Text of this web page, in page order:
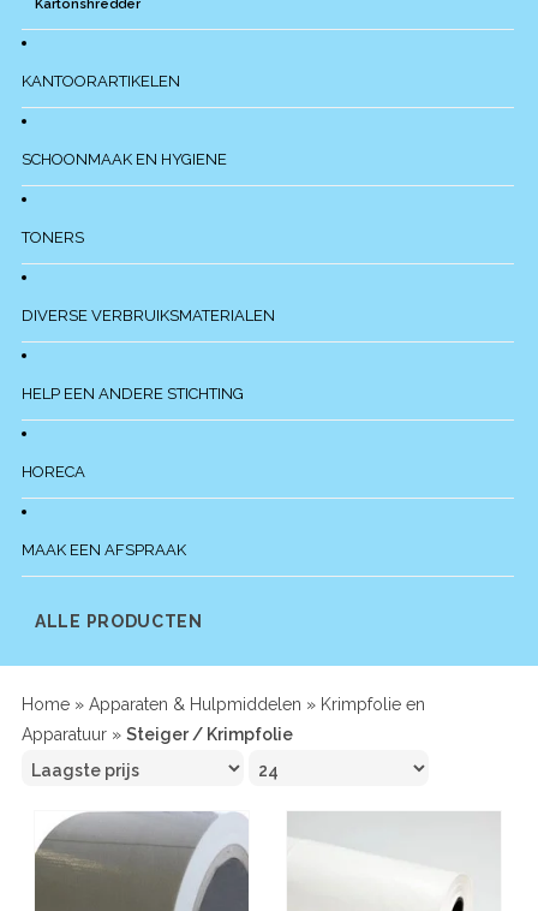
Kartonshredder
KANTOORARTIKELEN
SCHOONMAAK EN HYGIENE
TONERS
DIVERSE VERBRUIKSMATERIALEN
HELP EEN ANDERE STICHTING
HORECA
MAAK EEN AFSPRAAK
ALLE PRODUCTEN
Home » Apparaten & Hulpmiddelen » Krimpfolie en
Apparatuur » Steiger / Krimpfolie